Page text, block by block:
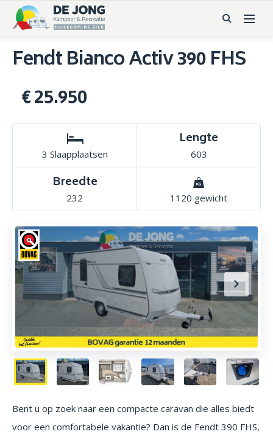
Fendt Bianco Activ 390 FHS
€ 25.950
3 Slaapplaatsen
Lengte
603
Breedte
232 1120 gewicht
Bent u op zoek naar een compacte caravan die alles biedt
voor een comfortabele vakantie? Dan is de Fendt 390 FHS,